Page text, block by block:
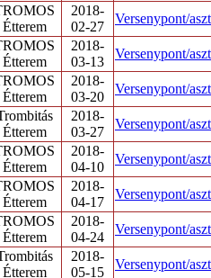
Étterem
2018-
02-27
Versenypont/
Étterem
2018-
03-13
Versenypont/
Étterem
2018-
03-20
Versenypont/
Étterem
2018-
03-27
Versenypont/
Étterem
2018-
04-10
Versenypont/
Étterem
2018-
04-17
Versenypont/
Étterem
2018-
04-24
Versenypont/
Étterem
2018-
05-15
Versenypont/